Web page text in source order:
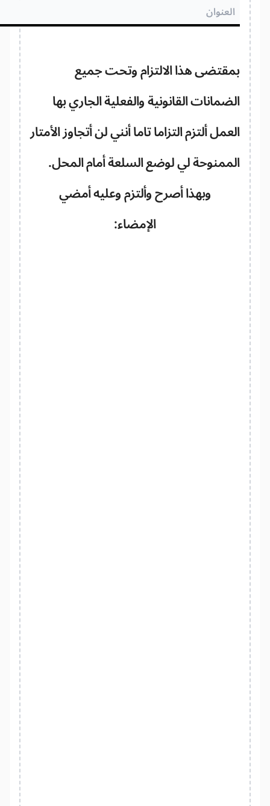
هذا الالتزام وتحت جميع
القانونية والفعلية الجاري بها
ألتزم التزاما تاما أنني لن أتجاوز الأمتار
لي لوضع السلعة أمام المحل.
وبهذا أصرح وألتزم وعليه أمضي
الإمضاء: